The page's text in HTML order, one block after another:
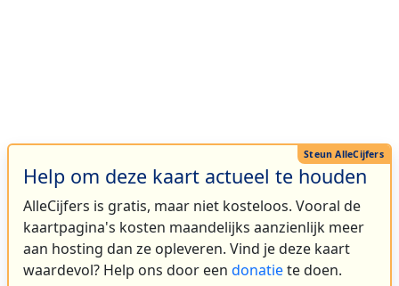
Help om deze kaart actueel te houden
AlleCijfers is gratis, maar niet kosteloos. Vooral de
kaartpagina's kosten maandelijks aanzienlijk meer
aan hosting dan ze opleveren. Vind je deze kaart
waardevol? Help ons door een donatiete doen.